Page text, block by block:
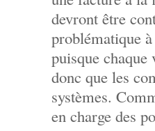
devront être
problématique
puisque
donc que les
systèmes.
en charge des